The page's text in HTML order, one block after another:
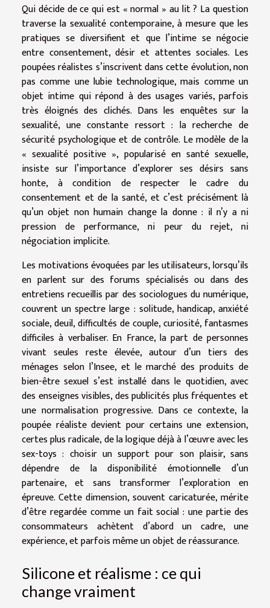
Qui décide de ce qui est « normal » au lit ? La question
traverse la sexualité contemporaine, à mesure que les
pratiques se diversifient et que l’intime se négocie
entre consentement, désir et attentes sociales. Les
poupées réalistes s’inscrivent dans cette évolution, non
pas comme une lubie technologique, mais comme un
objet intime qui répond à des usages variés, parfois
très éloignés des clichés. Dans les enquêtes sur la
sexualité, une constante ressort : la recherche de
sécurité psychologique et de contrôle. Le modèle de la
« sexualité positive », popularisé en santé sexuelle,
insiste sur l’importance d’explorer ses désirs sans
honte, à condition de respecter le cadre du
consentement et de la santé, et c’est précisément là
qu’un objet non humain change la donne : il n’y a ni
pression de performance, ni peur du rejet, ni
négociation implicite.
Les motivations évoquées par les utilisateurs, lorsqu’ils
en parlent sur des forums spécialisés ou dans des
entretiens recueillis par des sociologues du numérique,
couvrent un spectre large : solitude, handicap, anxiété
sociale, deuil, difficultés de couple, curiosité, fantasmes
difficiles à verbaliser. En France, la part de personnes
vivant seules reste élevée, autour d’un tiers des
ménages selon l’Insee, et le marché des produits de
bien-être sexuel s’est installé dans le quotidien, avec
des enseignes visibles, des publicités plus fréquentes et
une normalisation progressive. Dans ce contexte, la
poupée réaliste devient pour certains une extension,
certes plus radicale, de la logique déjà à l’œuvre avec les
sex-toys : choisir un support pour son plaisir, sans
dépendre de la disponibilité émotionnelle d’un
partenaire, et sans transformer l’exploration en
épreuve. Cette dimension, souvent caricaturée, mérite
d’être regardée comme un fait social : une partie des
consommateurs achètent d’abord un cadre, une
expérience, et parfois même un objet de réassurance.
Silicone et réalisme : ce qui
change vraiment